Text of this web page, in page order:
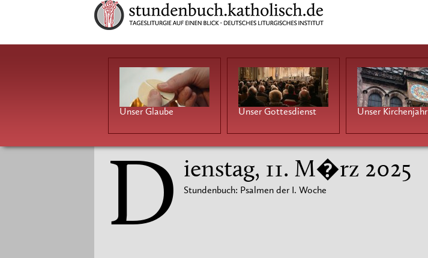
Unser Glaube Unser Gottesdienst Unser Kirchenjahr
D ienstag, 11. M�rz 2025
Stundenbuch: Psalmen der I. Woche